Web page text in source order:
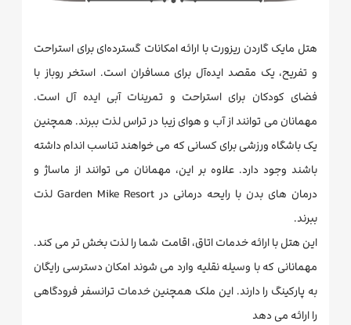
هتل مایک گاردن ریزورت با ارائه امکانات گسترده‌ای برای استراحت
و تفریح، یک مقصد ایده‌آل برای مسافران است. استخر روباز با
فضای کودکان برای استراحت و تمرینات آبی ایده آل است.
مهمانان می توانند از آب و هوای زیبا در تراس لذت ببرند. همچنین
یک باشگاه ورزشی برای کسانی که می خواهند تناسب اندام داشته
باشند وجود دارد. علاوه بر این، مهمانان می توانند از ماساژ و
درمان های بدن با رایحه درمانی در Garden Mike Resort لذت
ببرند.
این هتل با ارائه خدمات اتاق، اقامت شما را لذت بخش تر می کند.
مهمانانی که با وسیله نقلیه وارد می شوند امکان دسترسی رایگان
به پارکینگ را دارند. این ملک همچنین خدمات ترانسفر فرودگاهی
را ارائه می دهد